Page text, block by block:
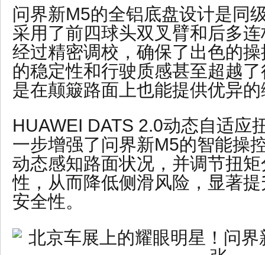
问界新M5的全铝底盘设计是同
采用了前四球头双叉臂和后多
经过精密调校，确保了出色的
的稳定性和行驶质感甚至超越
是在颠簸路面上也能提供优异
HUAWEI DATS 2.0动态自适应
一步增强了问界新M5的智能操
动态感知路面状况，并调节扭
性，从而降低侧滑风险，显著
安全性。